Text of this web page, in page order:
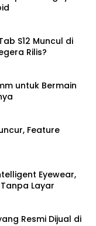
S12 Muncul di
Rilis?
untuk Bermain
Feature
Eyewear,
Layar
Resmi Dijual di